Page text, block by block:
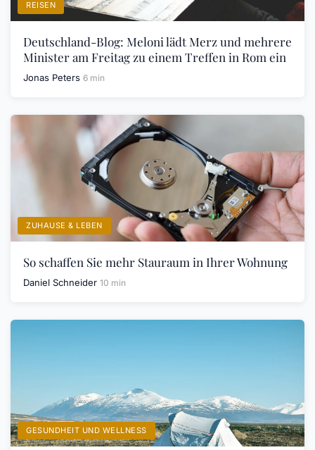
REISEN
Deutschland-Blog: Meloni lädt Merz und mehrere
Minister am Freitag zu einem Treffen in Rom ein
Jonas Peters 6 min
ZUHAUSE & LEBEN
So schaffen Sie mehr Stauraum in Ihrer Wohnung
Daniel Schneider 10 min
GESUNDHEIT UND WELLNESS